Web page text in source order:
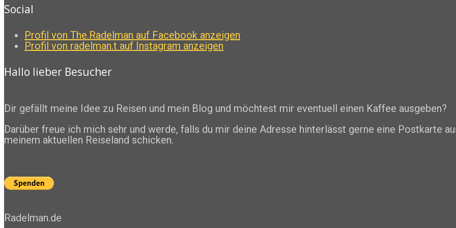
Social
Profil von The.Radelman auf Facebook anzeigen
Profil von radelman.t auf Instagram anzeigen
Hallo lieber Besucher
Dir gefällt meine Idee zu Reisen und mein Blog und möchtest mir eventuell einen Kaffee ausgeben?
Darüber freue ich mich sehr und werde, falls du mir deine Adresse hinterlässt gerne eine Postkarte
meinem aktuellen Reiseland schicken.
Radelman.de